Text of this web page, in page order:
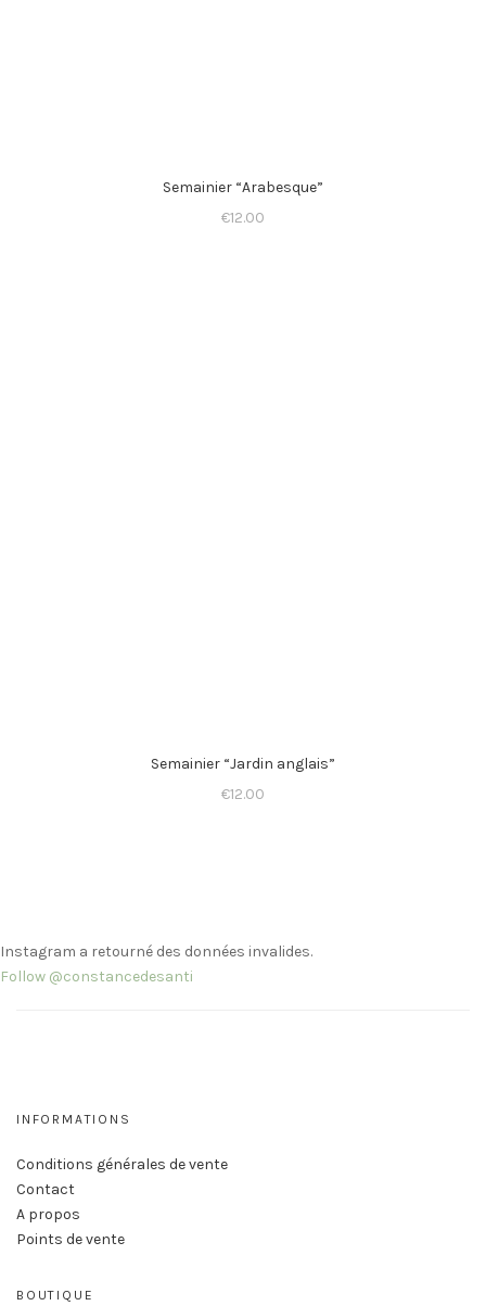
Semainier “Arabesque”
€12.00
Semainier “Jardin anglais”
€12.00
Instagram a retourné des données invalides.
Follow @constancedesanti
INFORMATIONS
Conditions générales de vente
Contact
A propos
Points de vente
BOUTIQUE